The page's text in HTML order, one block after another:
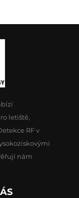
letiště,
RF v
nám